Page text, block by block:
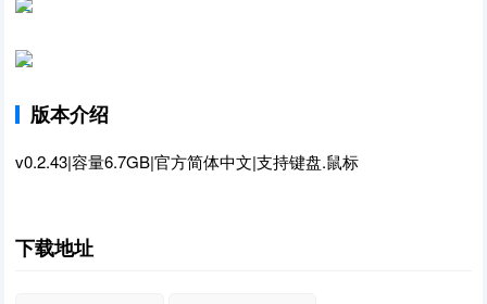
版本介绍
v0.2.43|容量6.7GB|官方简体中文|支持键盘.鼠标
下载地址